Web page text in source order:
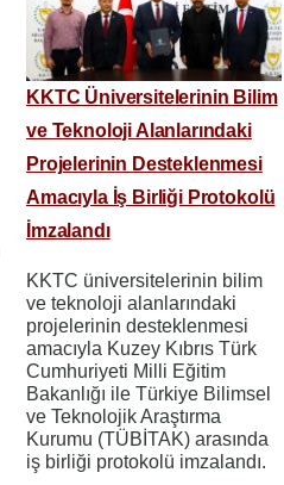
KKTC Üniversitelerinin Bilim
ve Teknoloji Alanlarındaki
Projelerinin Desteklenmesi
Amacıyla İş Birliği Protokolü
İmzalandı
KKTC üniversitelerinin bilim
ve teknoloji alanlarındaki
projelerinin desteklenmesi
amacıyla Kuzey Kıbrıs Türk
Cumhuriyeti Milli Eğitim
Bakanlığı ile Türkiye Bilimsel
ve Teknolojik Araştırma
Kurumu (TÜBİTAK) arasında
iş birliği protokolü imzalandı.